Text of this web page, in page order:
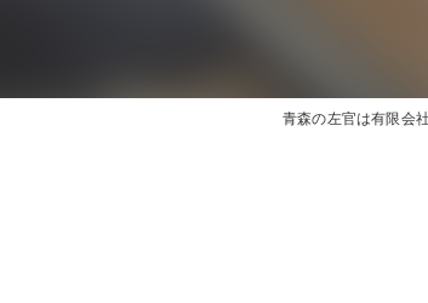
青森の左官は有限会